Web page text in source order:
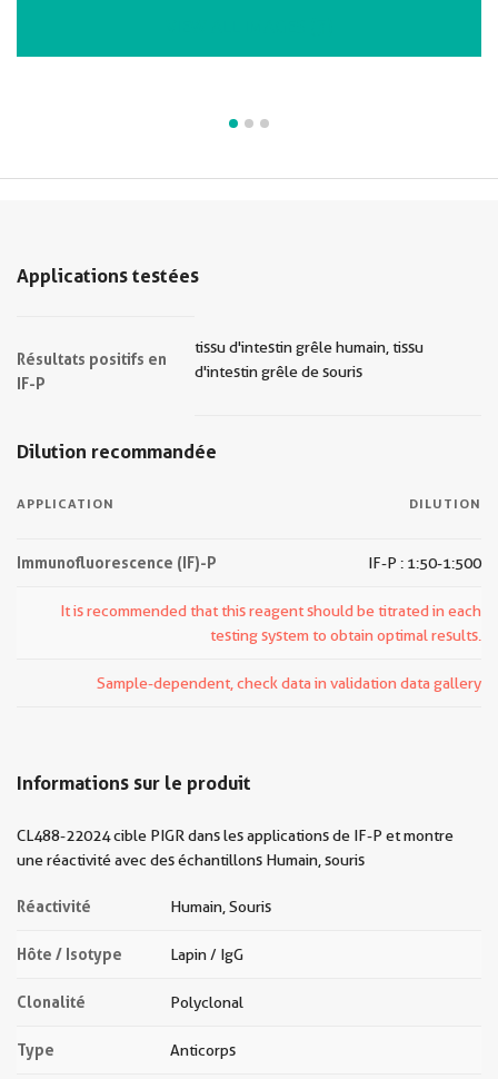
Applications testées
Résultats positifs en
IF-P
tissu d'intestin grêle humain, tissu
d'intestin grêle de souris
Dilution recommandée
APPLICATION DILUTION
Immunofluorescence (IF)-P IF-P : 1:50-1:500
It is recommended that this reagent should be titrated in each
testing system to obtain optimal results.
Sample-dependent, check data in validation data gallery
Informations sur le produit
CL488-22024 cible PIGR dans les applications de IF-P et montre
une réactivité avec des échantillons Humain, souris
Réactivité Humain, Souris
Hôte / Isotype Lapin / IgG
Clonalité Polyclonal
Type Anticorps